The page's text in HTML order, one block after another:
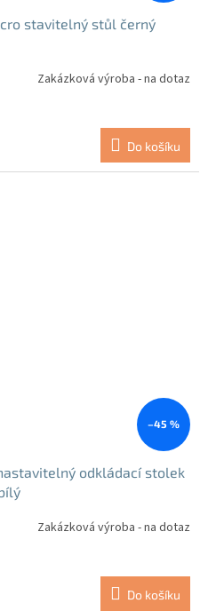
stavitelný stůl černý
Zakázková výroba - na dotaz
Do košíku
–45 %
odkládací stolek
Zakázková výroba - na dotaz
Do košíku